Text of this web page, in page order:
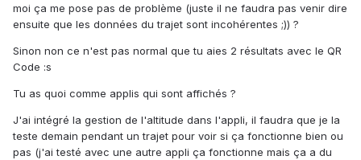
moi ça me pose pas de problème (juste il ne faudra pas venir dire
ensuite que les données du trajet sont incohérentes ;)) ?
Sinon non ce n'est pas normal que tu aies 2 résultats avec le QR
Code :s
Tu as quoi comme applis qui sont affichés ?
J'ai intégré la gestion de l'altitude dans l'appli, il faudra que je la
teste demain pendant un trajet pour voir si ça fonctionne bien ou
pas (j'ai testé avec une autre appli ça fonctionne mais ça a du